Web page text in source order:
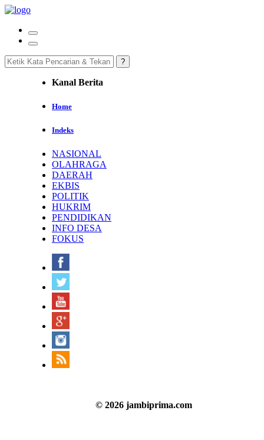
Kanal Berita
Home
Indeks
NASIONAL
OLAHRAGA
DAERAH
EKBIS
POLITIK
HUKRIM
PENDIDIKAN
INFO DESA
FOKUS
© 2026 jambiprima.com